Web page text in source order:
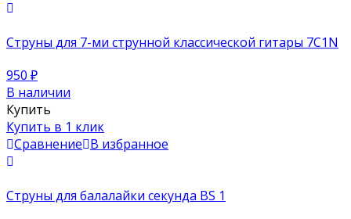
Струны для 7-ми струнной классической гитары 7C1N
950 ₽
В наличии
Купить
Купить в 1 клик
Сравнение В избранное
Струны для балалайки секунда BS 1